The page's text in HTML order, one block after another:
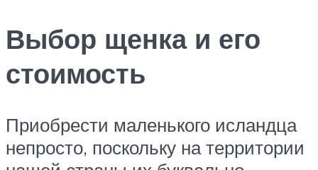
Выбор щенка и его
стоимость
Приобрести маленького исландца
непросто, поскольку на территории